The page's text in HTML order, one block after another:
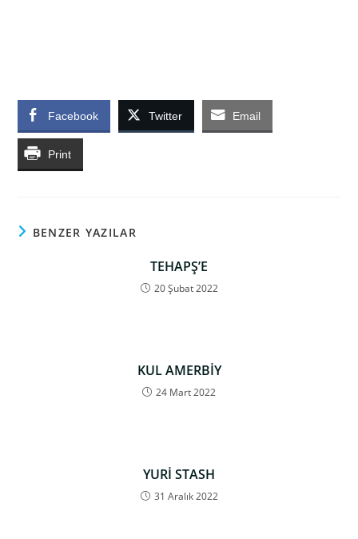
Facebook Twitter Email
Print
BENZER YAZILAR
TEHAPŞ’E
20 Şubat 2022
KUL AMERBİY
24 Mart 2022
YURİ STASH
31 Aralık 2022